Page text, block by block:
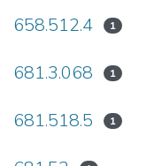
658.512.4 1
681.3.068 1
681.518.5 1